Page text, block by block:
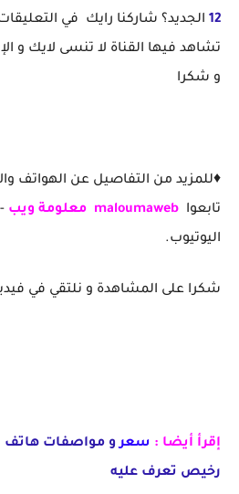
12 الجديد؟ شاركنا رايك في
و شكرا
♦️للمزيد من التفاصيل عن الهواتف
تابعوا maloumaweb معلومة ويب
اليوتيوب.
شكرا على المشاهدة و نلتقي في
إقرأ أيضا : سعر
رخيص تعرف عليه